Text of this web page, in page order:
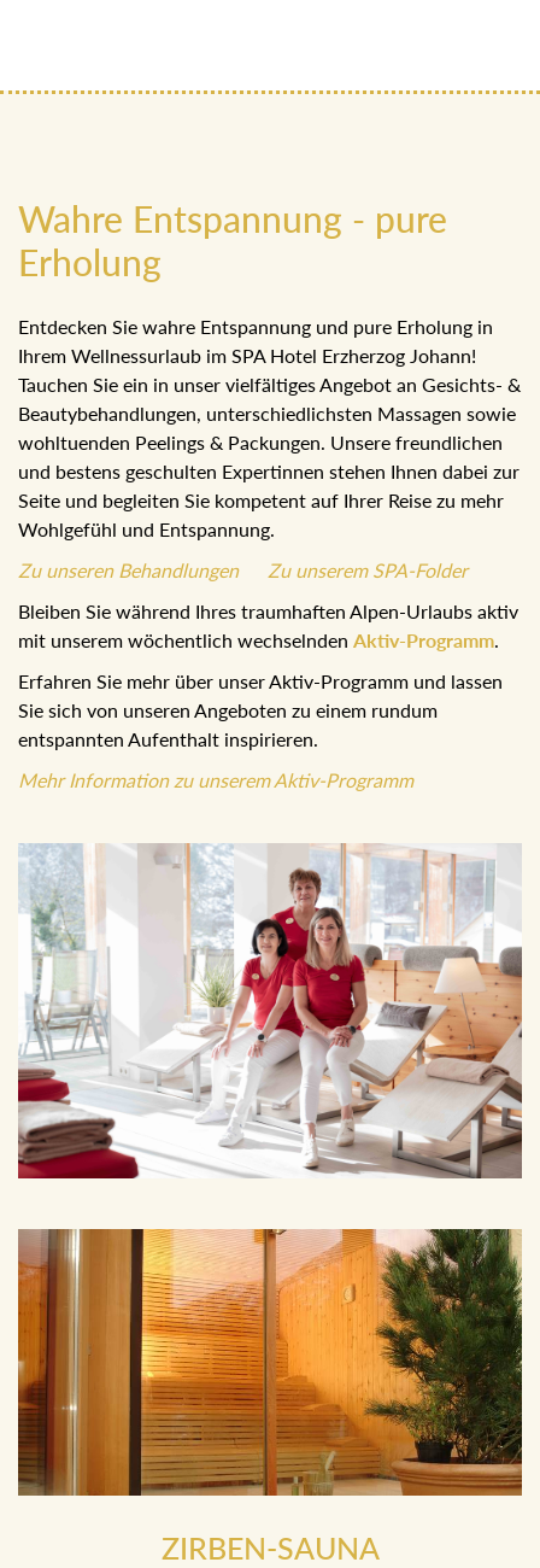
Wahre Entspannung - pure
Erholung
Entdecken Sie wahre Entspannung und pure Erholung in
Ihrem Wellnessurlaub im SPA Hotel Erzherzog Johann!
Tauchen Sie ein in unser vielfältiges Angebot an Gesichts- &
Beautybehandlungen, unterschiedlichsten Massagen sowie
wohltuenden Peelings & Packungen. Unsere freundlichen
und bestens geschulten Expertinnen stehen Ihnen dabei zur
Seite und begleiten Sie kompetent auf Ihrer Reise zu mehr
Wohlgefühl und Entspannung.
Zu unseren Behandlungen
Zu unserem SPA-Folder
Bleiben Sie während Ihres traumhaften Alpen-Urlaubs aktiv
mit unserem wöchentlich wechselnden Aktiv-Programm
Erfahren Sie mehr über unser Aktiv-Programm und lassen
Sie sich von unseren Angeboten zu einem rundum
entspannten Aufenthalt inspirieren.
Mehr Information zu unserem Aktiv-Programm
ZIRBEN-SAUNA